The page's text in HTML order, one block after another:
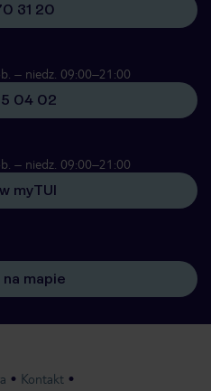
31 20
– niedz. 09:00–21:00
04 02
– niedz. 09:00–21:00
myTUI
mapie
Kontakt